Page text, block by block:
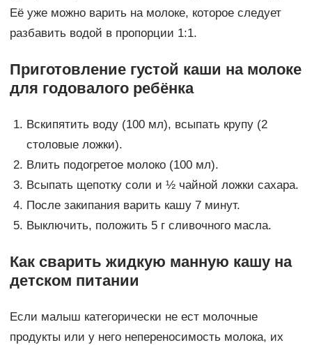
Её уже можно варить на молоке, которое следует
разбавить водой в пропорции 1:1.
Приготовление густой каши на молоке
для годовалого ребёнка
Вскипятить воду (100 мл), всыпать крупу (2
столовые ложки).
Влить подогретое молоко (100 мл).
Всыпать щепотку соли и ½ чайной ложки сахара.
После закипания варить кашу 7 минут.
Выключить, положить 5 г сливочного масла.
Как сварить жидкую манную кашу на
детском питании
Если малыш категорически не ест молочные
продукты или у него непереносимость молока, их